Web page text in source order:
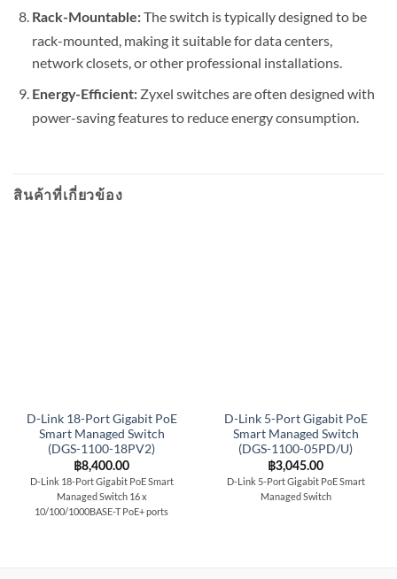
Rack-Mountable:The switch is typically designed to be
rack-mounted, making it suitable for data centers,
network closets, or other professional installations.
Energy-Efficient:Zyxel switches are often designed with
power-saving features to reduce energy consumption.
สินค้าที่เกี่ยวข้อง
D-Link 18-Port Gigabit PoE
Smart Managed Switch
(DGS-1100-18PV2)
฿8,400.00
D-Link 18-Port Gigabit PoE Smart
Managed Switch 16 x
10/100/1000BASE-T PoE+ ports
D-Link 5-Port Gigabit PoE
Smart Managed Switch
(DGS-1100-05PD/U)
฿3,045.00
D-Link 5-Port Gigabit PoE Smart
Managed Switch